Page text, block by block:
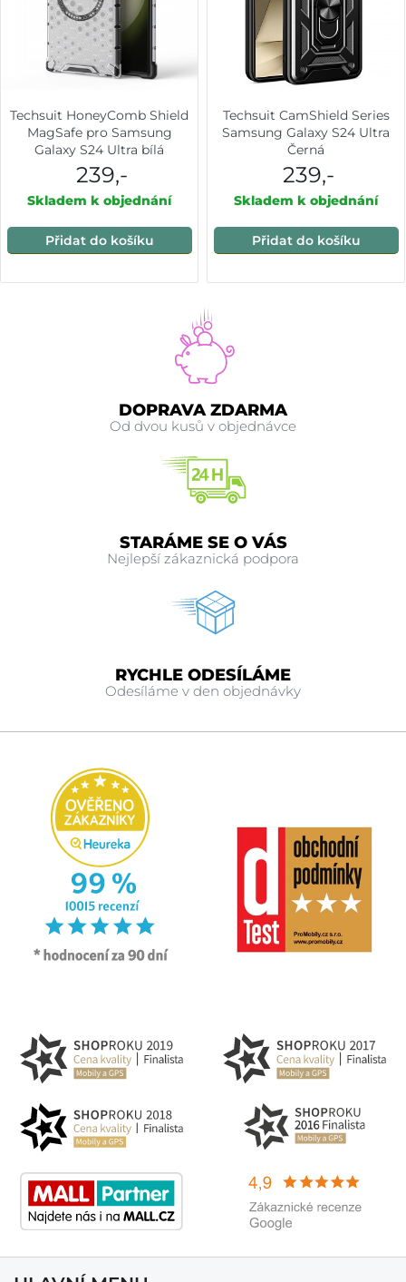
Techsuit HoneyComb Shield
MagSafe pro Samsung
Galaxy S24 Ultra bílá
239,-
Skladem k objednání
Přidat do košíku
Techsuit CamShield Series
Samsung Galaxy S24 Ultra
Černá
239,-
Skladem k objednání
Přidat do košíku
DOPRAVA ZDARMA
Od dvou kusů v objednávce
STARÁME SE O VÁS
Nejlepší zákaznická podpora
RYCHLE ODESÍLÁME
Odesíláme v den objednávky